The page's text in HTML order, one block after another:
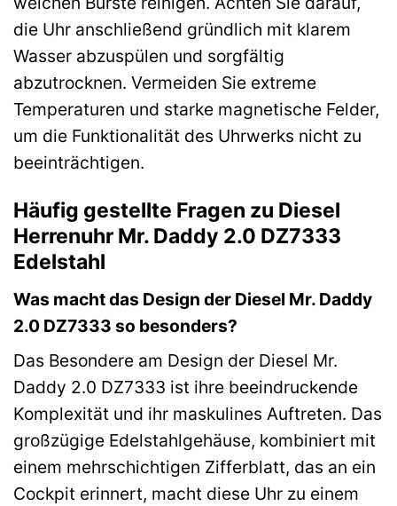
die Uhr anschließend gründlich mit klarem
Wasser abzuspülen und sorgfältig
abzutrocknen. Vermeiden Sie extreme
Temperaturen und starke magnetische Felder,
um die Funktionalität des Uhrwerks nicht zu
beeinträchtigen.
Häufig gestellte Fragen zu Diesel
Herrenuhr Mr. Daddy 2.0 DZ7333
Edelstahl
Was macht das Design der Diesel Mr. Daddy
2.0 DZ7333 so besonders?
Das Besondere am Design der Diesel Mr.
Daddy 2.0 DZ7333 ist ihre beeindruckende
Komplexität und ihr maskulines Auftreten. Das
großzügige Edelstahlgehäuse, kombiniert mit
einem mehrschichtigen Zifferblatt, das an ein
Cockpit erinnert, macht diese Uhr zu einem